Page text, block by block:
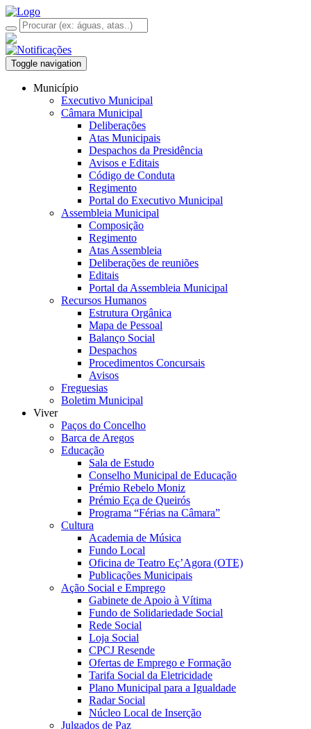
Toggle navigation
Município
Executivo Municipal
Câmara Municipal
Deliberações
Atas Municipais
Despachos da Presidência
Avisos e Editais
Código de Conduta
Regimento
Portal do Executivo Municipal
Assembleia Municipal
Composição
Regimento
Atas Assembleia
Deliberações de reuniões
Editais
Portal da Assembleia Municipal
Recursos Humanos
Estrutura Orgânica
Mapa de Pessoal
Balanço Social
Despachos
Procedimentos Concursais
Avisos
Freguesias
Boletim Municipal
Viver
Paços do Concelho
Barca de Aregos
Educação
Sala de Estudo
Conselho Municipal de Educação
Prémio Rebelo Moniz
Prémio Eça de Queirós
Programa “Férias na Câmara”
Cultura
Academia de Música
Fundo Local
Oficina de Teatro Eç’Agora (OTE)
Publicações Municipais
Ação Social e Emprego
Gabinete de Apoio à Vítima
Fundo de Solidariedade Social
Rede Social
Loja Social
CPCJ Resende
Ofertas de Emprego e Formação
Tarifa Social da Eletricidade
Plano Municipal para a Igualdade
Radar Social
Núcleo Local de Inserção
Julgados de Paz